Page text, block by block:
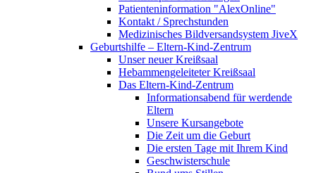
Patienteninformation "AlexOnline"
Kontakt / Sprechstunden
Medizinisches Bildversandsystem JiveX
Geburtshilfe – Eltern-Kind-Zentrum
Unser neuer Kreißsaal
Hebammengeleiteter Kreißsaal
Das Eltern-Kind-Zentrum
Informationsabend für werdende
Eltern
Unsere Kursangebote
Die Zeit um die Geburt
Die ersten Tage mit Ihrem Kind
Geschwisterschule